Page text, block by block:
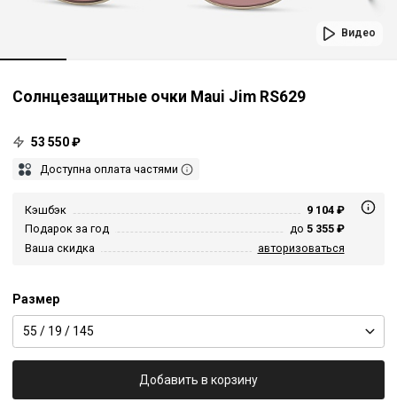
Видео
Солнцезащитные очки Maui Jim RS629
53 550 ₽
Доступна оплата частями
Кэшбэк
9 104 ₽
Подарок за год
до 5 355 ₽
Ваша скидка
авторизоваться
Размер
55 / 19 / 145
Добавить в корзину